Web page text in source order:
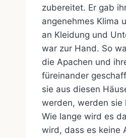
zubereitet. Er gab
angenehmes Klima
an Kleidung und
war zur Hand. So
die Apachen und
füreinander
sie aus diesen
werden, werden sie
Wie lange wird es
wird, dass es keine